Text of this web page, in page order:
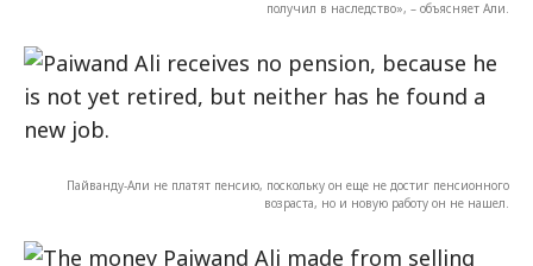
получил в наследство», – объясняет Али.
Пайванду-Али не платят пенсию, поскольку он еще не достиг пенсионного
возраста, но и новую работу он не нашел.